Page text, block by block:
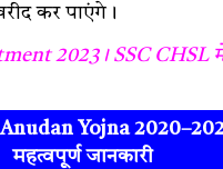
कर पाएंगे।
2023 । SSC CHSL
Yojna
महत्वपूर्ण जानकारी